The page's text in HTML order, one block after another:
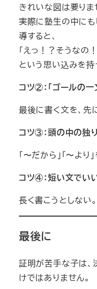
きれいな図は要りま
実際に塾生の中にも
導すると、
「えっ！？そうなの
という思い込みを持
コツ②：「ゴールの
最後に書く文を、先
コツ③：頭の中の独
「〜だから」「〜よ
コツ④：短い文でい
長く書こうとしない
最後に
証明が苦手な子は、
けではありません。